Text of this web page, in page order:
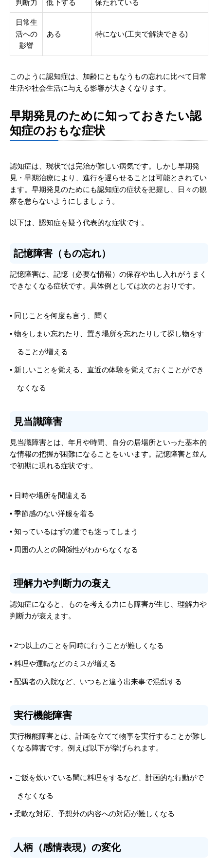
判断力 低下する 保たれている
日常生
活への
影響
ある 特にない(工夫で解決できる)
このように認知症は、加齢にともなうもの忘れに比べて日常
生活や社会生活に与える影響が大きくなります。
早期発見のために知っておきたい認
知症のおもな症状
認知症は、現状では完治が難しい病気です。しかし早期発
見・早期治療により、進行を遅らせることは可能とされてい
ます。早期発見のためにも認知症の症状を把握し、日々の観
察を怠らないようにしましょう。
以下は、認知症を疑う代表的な症状です。
記憶障害（もの忘れ）
記憶障害は、記憶（必要な情報）の保存や出し入れがうまく
できなくなる症状です。具体例としては次のとおりです。
• 同じことを何度も言う、聞く
• 物をしまい忘れたり、置き場所を忘れたりして探し物をす
ることが増える
• 新しいことを覚える、直近の体験を覚えておくことができ
なくなる
見当識障害
見当識障害とは、年月や時間、自分の居場所といった基本的
な情報の把握が困難になることをいいます。記憶障害と並ん
で初期に現れる症状です。
• 日時や場所を間違える
• 季節感のない洋服を着る
• 知っているはずの道でも迷ってしまう
• 周囲の人との関係性がわからなくなる
理解力や判断力の衰え
認知症になると、ものを考える力にも障害が生じ、理解力や
判断力が衰えます。
• 2つ以上のことを同時に行うことが難しくなる
• 料理や運転などのミスが増える
• 配偶者の入院など、いつもと違う出来事で混乱する
実行機能障害
実行機能障害とは、計画を立てて物事を実行することが難し
くなる障害です。例えば以下が挙げられます。
• ご飯を炊いている間に料理をするなど、計画的な行動がで
きなくなる
• 柔軟な対応、予想外の内容への対応が難しくなる
人柄（感情表現）の変化